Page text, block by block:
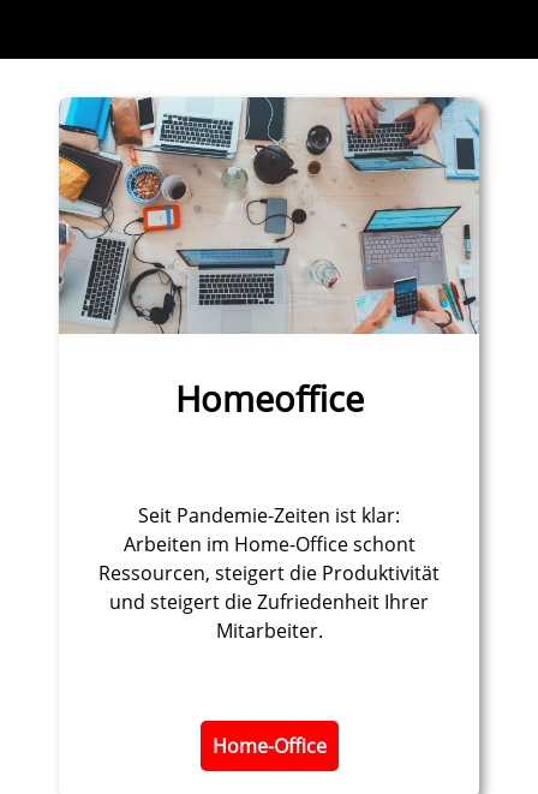
Homeoffice
Seit Pandemie-Zeiten ist klar:
Arbeiten im Home-Office schont
Ressourcen, steigert die Produktivität
und steigert die Zufriedenheit Ihrer
Mitarbeiter.
​Home-Office